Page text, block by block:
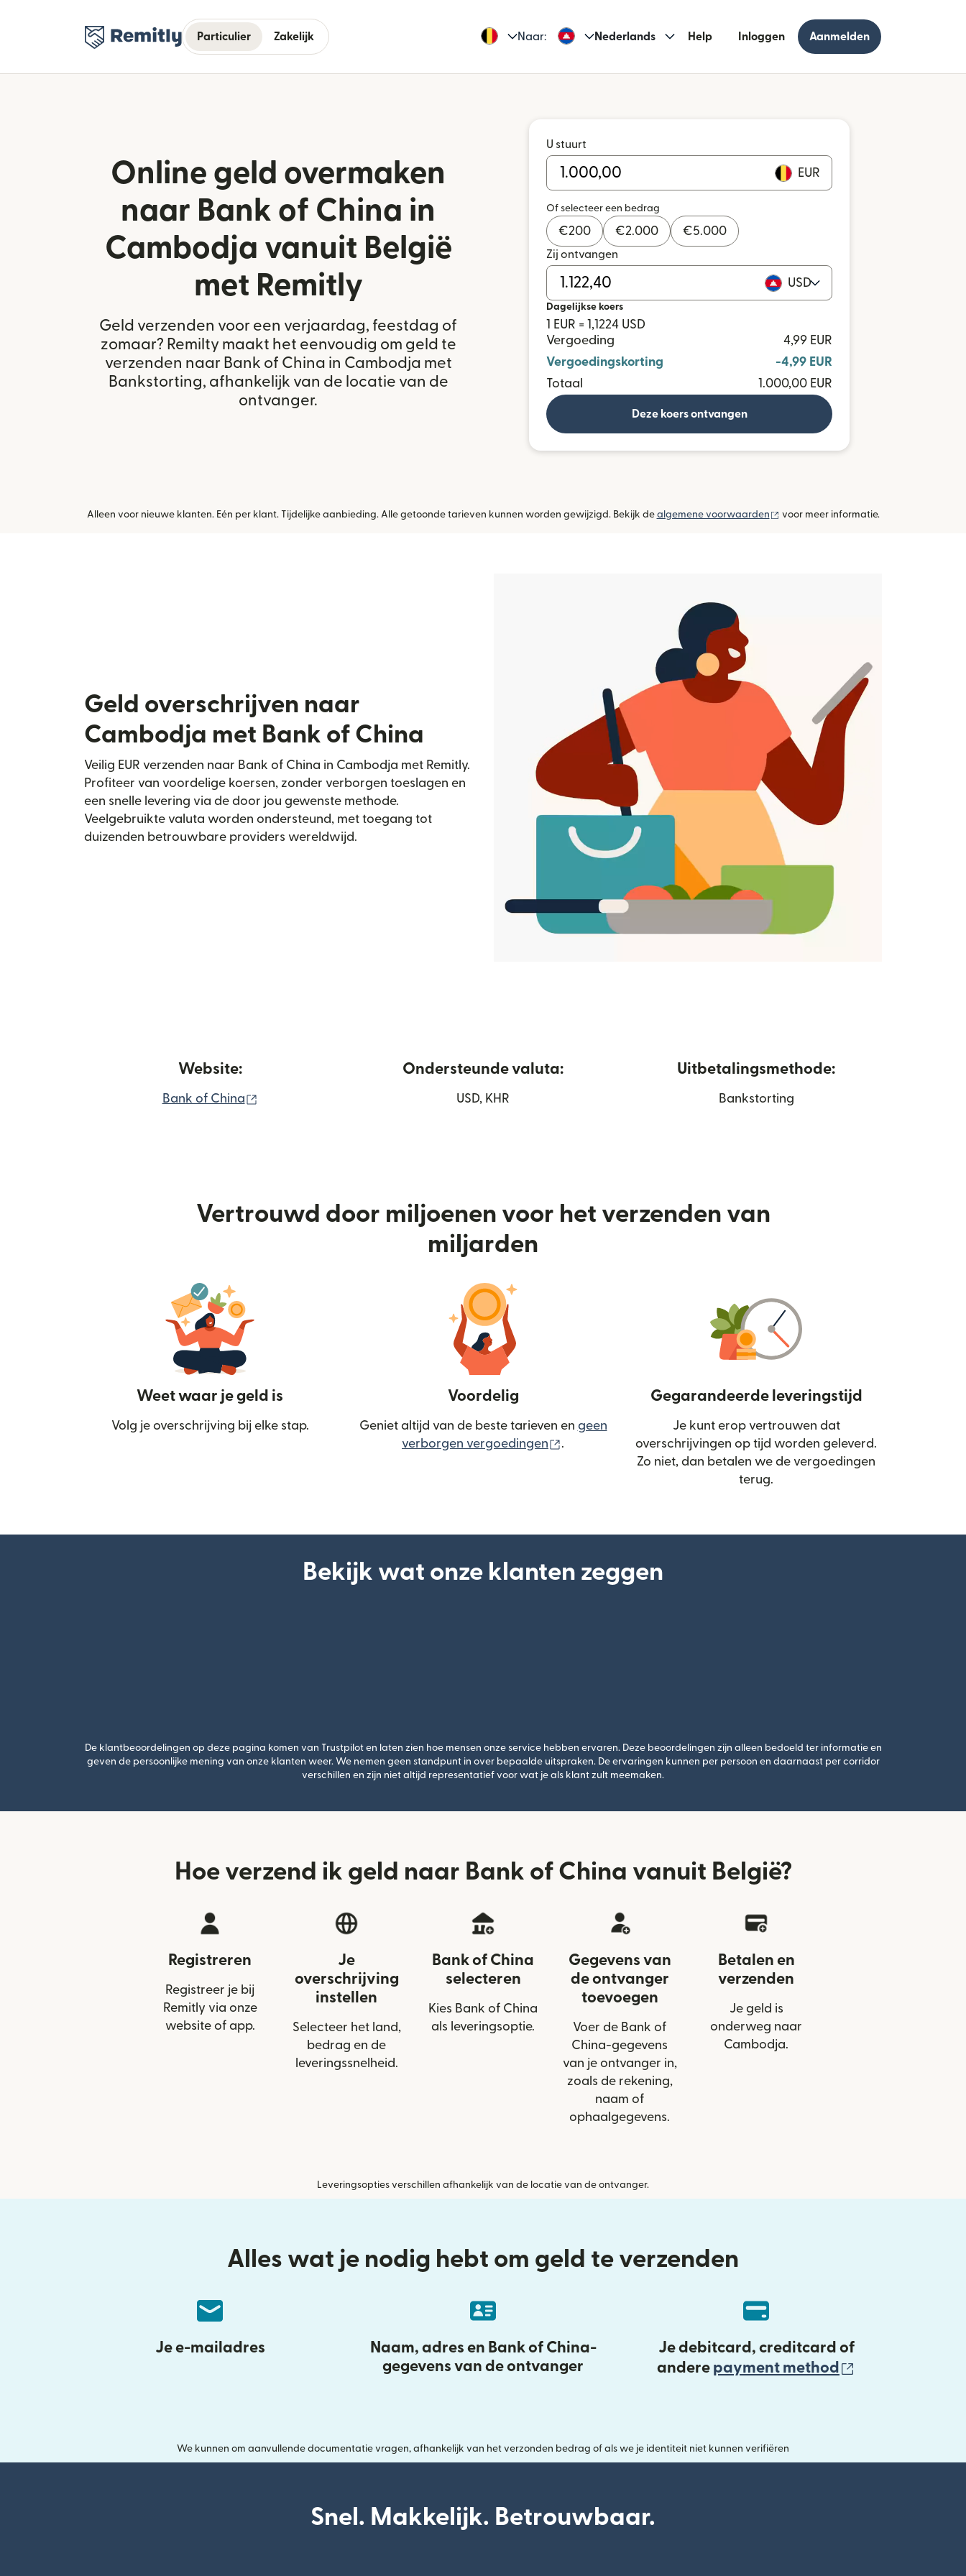
Particulier Zakelijk Naar: Nederlands Help Inloggen Aanmelden
Online geld overmaken
naar Bank of China in
Cambodja vanuit België
met Remitly
Geld verzenden voor een verjaardag, feestdag of
zomaar? Remilty maakt het eenvoudig om geld te
verzenden naar Bank of China in Cambodja met
Bankstorting, afhankelijk van de locatie van de
ontvanger.
U stuurt
EUR
Of selecteer een bedrag
€200 €2.000 €5.000
Zij ontvangen
USD
Dagelijkse koers
1 EUR = 1,1224 USD
Vergoeding
4,99 EUR
Vergoedingskorting
-4,99 EUR
Totaal
1.000,00 EUR
Deze koers ontvangen
Alleen voor nieuwe klanten. Eén per klant. Tijdelijke aanbieding. Alle getoonde tarieven kunnen worden gewijzigd. Bekijk de algemene voorwaarden (wordt geopend in een nieuw venster)
voor meer informatie.
Geld overschrijven naar
Cambodja met Bank of China
Veilig EUR verzenden naar Bank of China in Cambodja met Remitly.
Profiteer van voordelige koersen, zonder verborgen toeslagen en
een snelle levering via de door jou gewenste methode.
Veelgebruikte valuta worden ondersteund, met toegang tot
duizenden betrouwbare providers wereldwijd.
Website:
Bank of China (wordt geopend in een nieuw venster)
Ondersteunde valuta:
USD, KHR
Uitbetalingsmethode:
Bankstorting
Vertrouwd door miljoenen voor het verzenden van
miljarden
Weet waar je geld is
Volg je overschrijving bij elke stap.
Voordelig
Geniet altijd van de beste tarieven en geen
verborgen vergoedingen
(wordt geopend in een nieuw venster)
.
Gegarandeerde leveringstijd
Je kunt erop vertrouwen dat
overschrijvingen op tijd worden geleverd.
Zo niet, dan betalen we de vergoedingen
terug.
Bekijk wat onze klanten zeggen
De klantbeoordelingen op deze pagina komen van Trustpilot en laten zien hoe mensen onze service hebben ervaren. Deze beoordelingen zijn alleen bedoeld ter informatie en
geven de persoonlijke mening van onze klanten weer. We nemen geen standpunt in over bepaalde uitspraken. De ervaringen kunnen per persoon en daarnaast per corridor
verschillen en zijn niet altijd representatief voor wat je als klant zult meemaken.
Hoe verzend ik geld naar Bank of China vanuit België?
Registreren
Registreer je bij
Remitly via onze
website of app.
Je
overschrijving
instellen
Selecteer het land,
bedrag en de
leveringssnelheid.
Bank of China
selecteren
Kies Bank of China
als leveringsoptie.
Gegevens van
de ontvanger
toevoegen
Voer de Bank of
China-gegevens
van je ontvanger in,
zoals de rekening,
naam of
ophaalgegevens.
Betalen en
verzenden
Je geld is
onderweg naar
Cambodja.
Leveringsopties verschillen afhankelijk van de locatie van de ontvanger.
Alles wat je nodig hebt om geld te verzenden
Je e-mailadres
Naam, adres en Bank of China-
gegevens van de ontvanger
Je debitcard, creditcard of
andere payment method
We kunnen om aanvullende documentatie vragen, afhankelijk van het verzonden bedrag of als we je identiteit niet kunnen verifiëren
Snel. Makkelijk. Betrouwbaar.